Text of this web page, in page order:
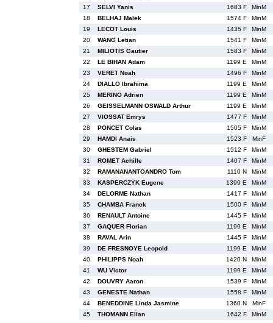
17
SELVI Yanis 1683 F
MinM
18
BELHAJ Malek 1574 F
MinM
19
LECOT Louis 1435 F
MinM
20
WANG Letian 1541 F
MinM
21
MILIOTIS Gautier 1583 F
MinM
22
LE BIHAN Adam 1199 E
MinM
23
VERET Noah 1496 F
MinM
24
DIALLO Ibrahima 1199 E
MinM
25
MERINO Adrien 1199 E
MinM
26
GEISSELMANN OSWALD Arthur 1199 E
MinM
27
VIOSSAT Emrys 1477 F
MinM
28
PONCET Colas 1505 F
MinM
29
HAMDI Anais 1523 F
MinF
30
GHESTEM Gabriel 1512 F
MinM
31
ROMET Achille 1407 F
MinM
32
RAMANANANTOANDRO Tom 1110 N
MinM
33
KASPERCZYK Eugene 1399 E
MinM
34
DELORME Nathan 1417 F
MinM
35
CHAMBA Franck 1500 F
MinM
36
RENAULT Antoine 1445 F
MinM
37
GAQUER Florian 1199 E
MinM
38
RAVAL Arin 1445 F
MinM
39
DE FRESNOYE Leopold 1199 E
MinM
40
PHILIPPS Noah 1420 N
MinM
41
WU Victor 1199 E
MinM
42
DOUVRY Aaron 1539 F
MinM
43
GENESTE Nathan 1558 F
MinM
44
BENEDDINE Linda Jasmine 1360 N
MinF
45
THOMANN Elian 1642 F
MinM